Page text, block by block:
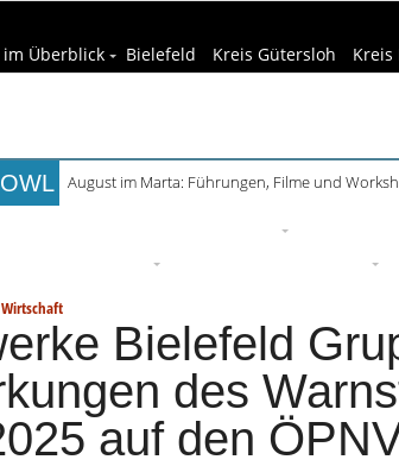
im Überblick Bielefeld Kreis Gütersloh Kreis
August im Marta: Führungen, Filme und
Wirtschaft
Bielefeld
des
auf den